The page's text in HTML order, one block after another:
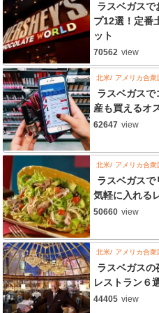
ラスベガスで
プ12選！定番
ット
70562 view
北米 アメリカ合衆
ラスベガスで
産も買えるオ
62647 view
北米 アメリカ合衆
ラスベガス
気軽に入れる
50660 view
北米 アメリカ合衆
ラスベガス
レストラン６
44405 view